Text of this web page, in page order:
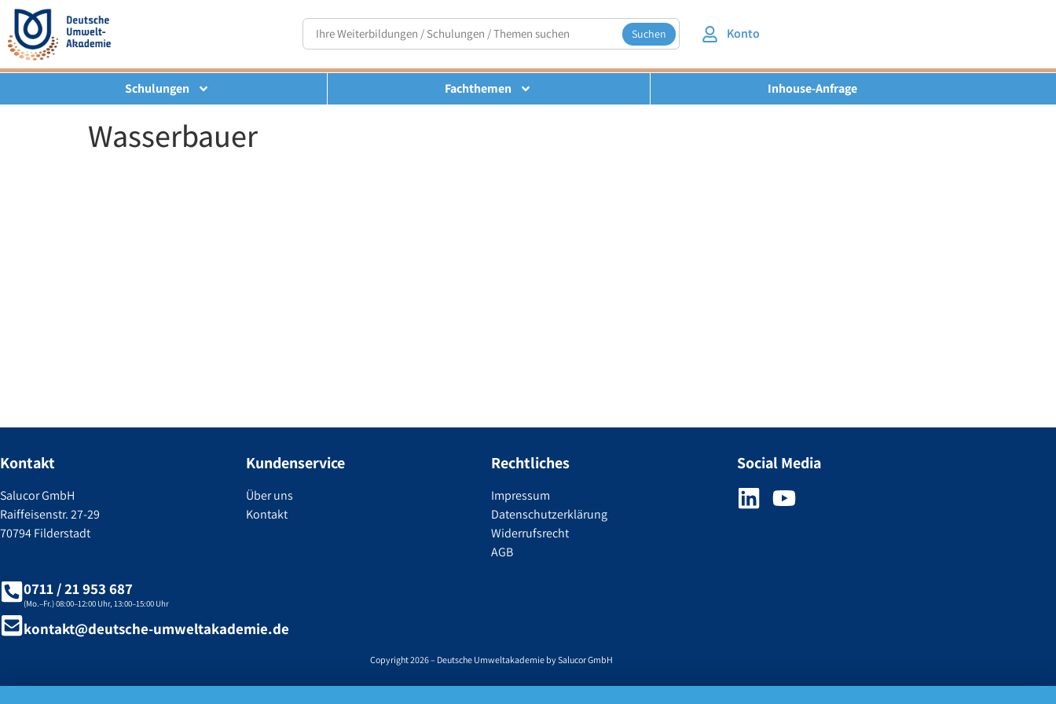
Suchen Konto
Schulungen Fachthemen Inhouse-Anfrage
Wasserbauer
Kontakt
Salucor GmbH
Raiffeisenstr. 27-29
70794 Filderstadt
Kundenservice
Über uns
Kontakt
Rechtliches
Impressum
Datenschutzerklärung
Widerrufsrecht
AGB
Social Media
0711 / 21 953 687
(Mo.–Fr.) 08:00–12:00 Uhr, 13:00–15:00 Uhr
kontakt@deutsche-umweltakademie.de
Copyright 2026 – Deutsche Umweltakademie by Salucor GmbH